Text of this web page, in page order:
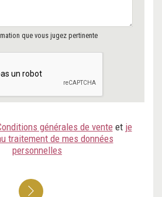
que vous jugez pertinente
générales de vente et je
traitement de mes données
personnelles